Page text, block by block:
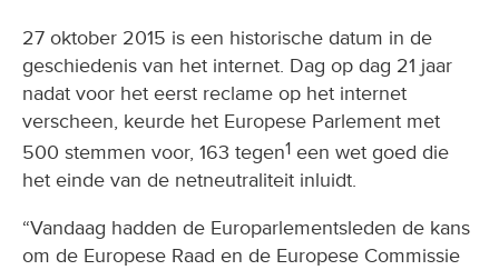
27 oktober 2015 is een historische datum in de
geschiedenis van het internet. Dag op dag 21 jaar
nadat voor het eerst reclame op het internet
verscheen, keurde het Europese Parlement met
500 stemmen voor, 163 tegen1 een wet goed die
het einde van de netneutraliteit inluidt.
“Vandaag hadden de Europarlementsleden de kans
om de Europese Raad en de Europese Commissie